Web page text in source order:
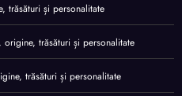
trăsături și personalitate
origine, trăsături și personalitate
trăsături și personalitate